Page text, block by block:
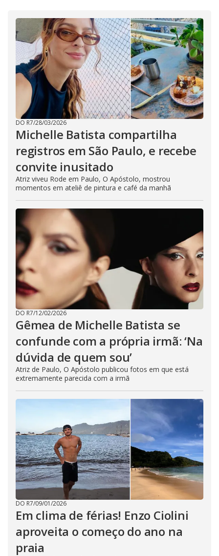
DO R7/28/03/2026
Michelle Batista compartilha
registros em São Paulo, e recebe
convite inusitado
Atriz viveu Rode em Paulo, O Apóstolo, mostrou
momentos em ateliê de pintura e café da manhã
DO R7/12/02/2026
Gêmea de Michelle Batista se
confunde com a própria irmã: ‘Na
dúvida de quem sou’
Atriz de Paulo, O Apóstolo publicou fotos em que está
extremamente parecida com a irmã
DO R7/09/01/2026
Em clima de férias! Enzo Ciolini
aproveita o começo do ano na
praia